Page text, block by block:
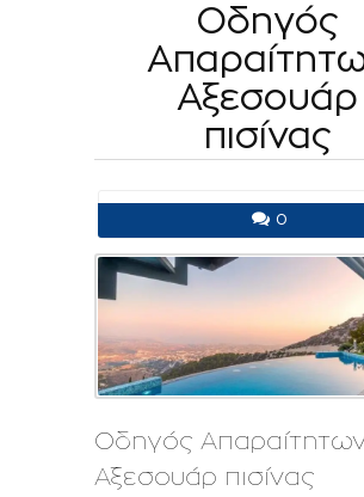
Οδηγός
Αξεσουάρ
πισίνας
0
Οδηγός
Αξεσουάρ πισίνας